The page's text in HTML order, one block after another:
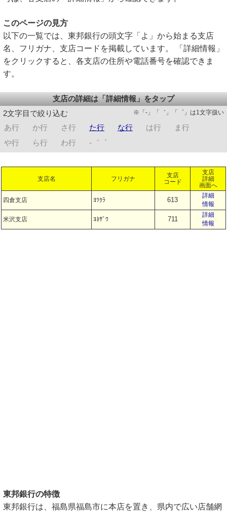
このページの見方
以下の一覧では、東邦銀行の頭文字「よ」から始まる支店
名、フリガナ、支店コードを掲載しています。 「詳細情報」
をクリックすると、各支店の住所や電話番号を確認できま
す。
支店の詳細は「詳細情報」をタップ
2文字目で絞り込む
※「-」「゛」「゜」は1文字扱い
あ行 か行 さ行 た行 な行 は行
ま行
や行
ら行 わ行 -゛゜
支店名 フリガナ
支店
コード
支店
詳細
画面へ
四倉支店 ﾖﾂｸﾗ 613
詳細
情報
米沢支店 ﾖﾈｻﾞﾜ 711
詳細
情報
東邦銀行の特徴
東邦銀行は、福島県福島市に本店を置き、県内で広い店舗網